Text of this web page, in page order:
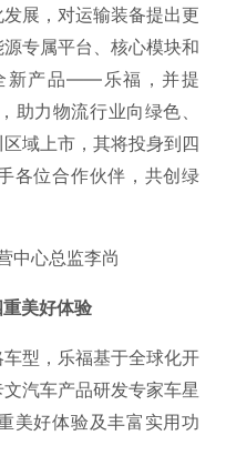
展，对运输装备提出更
专属平台、核心模块和
新产品——乐福，并提
助力物流行业向绿色、
域上市，其将投身到四
各位合作伙伴，共创绿
中心总监李尚
美好体验
型，乐福基于全球化开
汽车产品研发专家车星
美好体验及丰富实用功